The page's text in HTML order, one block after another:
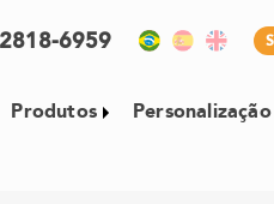
2818-6959
Produtos Personalização